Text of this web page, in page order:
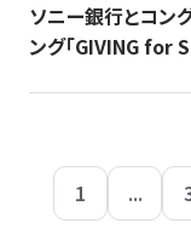
ソニー銀行とコン
ング「GIVING for
1 ...